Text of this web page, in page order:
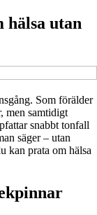
hälsa utan
Som förälder
men samtidigt
snabbt tonfall
säger – utan
kan prata om hälsa